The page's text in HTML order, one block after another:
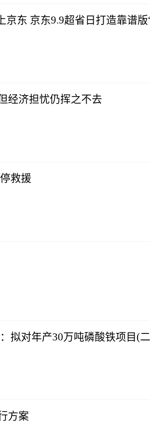
京东 京东9.9超省日打造靠谱版
经济担忧仍挥之不去
救援
拟对年产30万吨磷酸铁项目(
方案